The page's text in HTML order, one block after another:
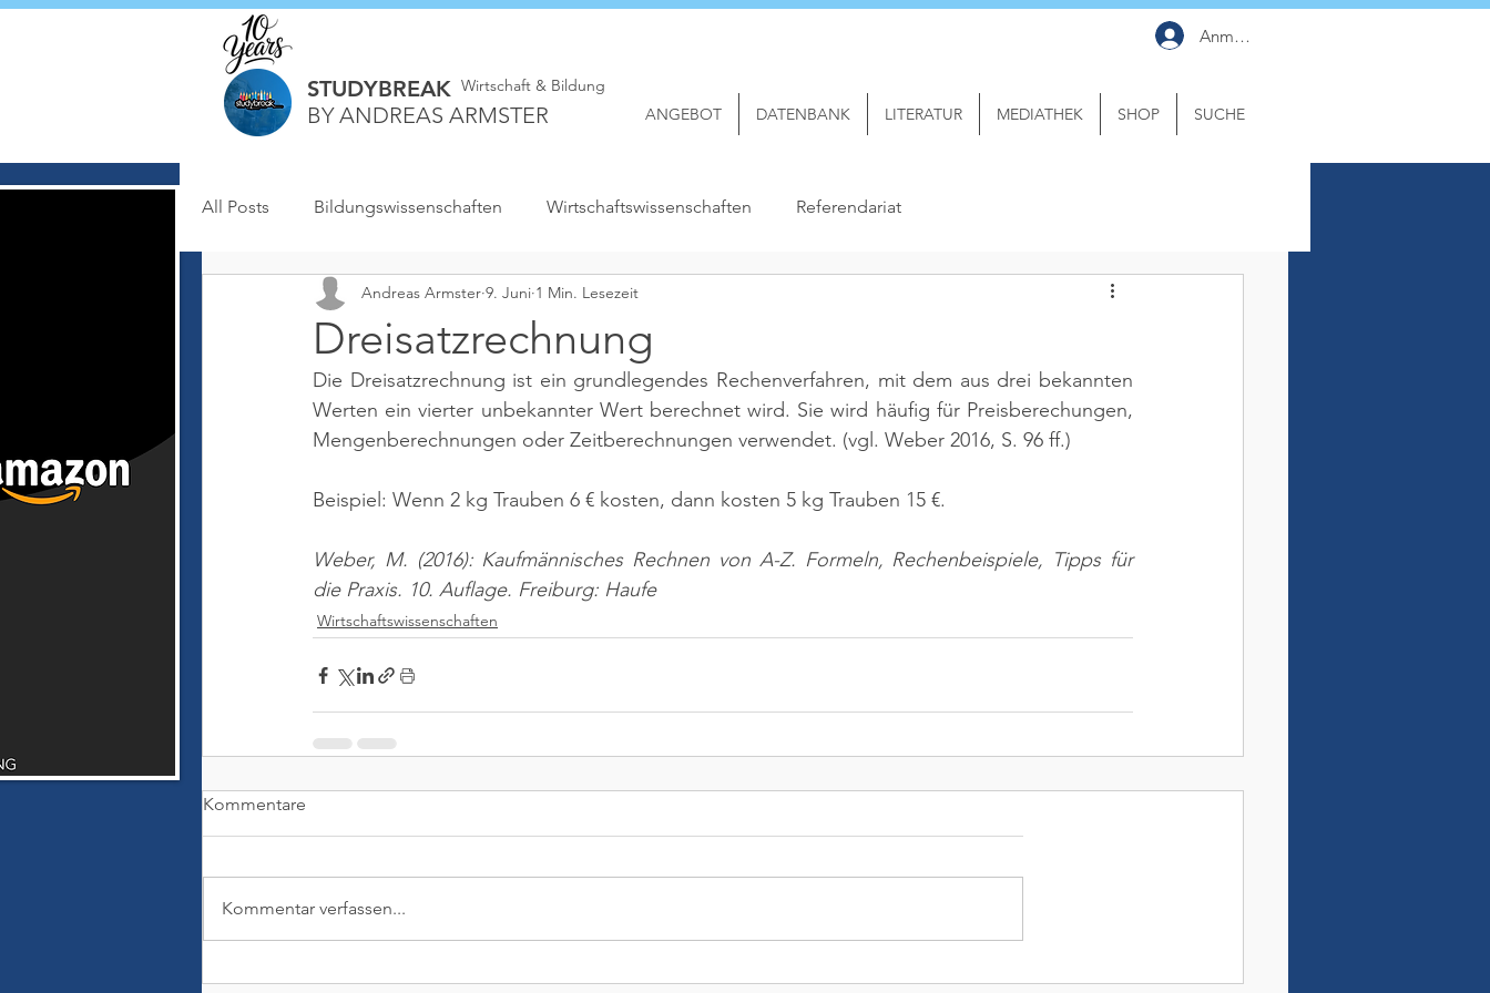
STUDYBREAK
BY ANDREAS ARMSTER
Wirtschaft & Bildung
Anmelden
ANGEBOT DATENBANK LITERATUR MEDIATHEK SHOP SUCHE
All Posts Bildungswissenschaften Wirtschaftswissenschaften Referendariat
Dreisatzrechnung
Andreas Armster 9. Juni 1 Min. Lesezeit
Die Dreisatzrechnung ist ein grundlegendes Rechenverfahren, mit dem aus drei bekannten
Werten ein vierter unbekannter Wert berechnet wird. Sie wird häufig für Preisberechungen,
Mengenberechnungen oder Zeitberechnungen verwendet. (vgl. Weber 2016, S. 96 ff.)
Beispiel: Wenn 2 kg Trauben 6 € kosten, dann kosten 5 kg Trauben 15 €.
Weber, M. (2016): Kaufmännisches Rechnen von A-Z. Formeln, Rechenbeispiele, Tipps für
die Praxis. 10. Auflage. Freiburg: Haufe
Wirtschaftswissenschaften
Kommentare
Kommentar verfassen...